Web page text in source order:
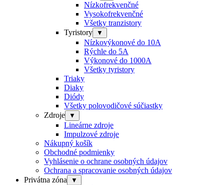
Nízkofrekvenčné
Vysokofrekvenčné
Všetky tranzistory
Tyristory
▼
Nízkovýkonové do 10A
Rýchle do 5A
Výkonové do 1000A
Všetky tyristory
Triaky
Diaky
Diódy
Všetky polovodičové súčiastky
Zdroje
▼
Lineárne zdroje
Impulzové zdroje
Nákupný košík
Obchodné podmienky
Vyhlásenie o ochrane osobných údajov
Ochrana a spracovanie osobných údajov
Privátna zóna
▼